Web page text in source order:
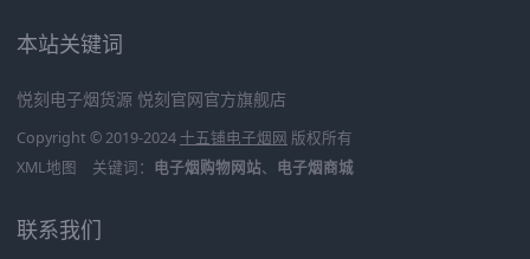
本站关键词
悦刻电子烟货源 悦刻官网官方旗舰店
Copyright © 2019-2024 十五铺电子烟网 版权所有
XML地图
关键词： 电子烟购物网站、 电子烟商城
联系我们